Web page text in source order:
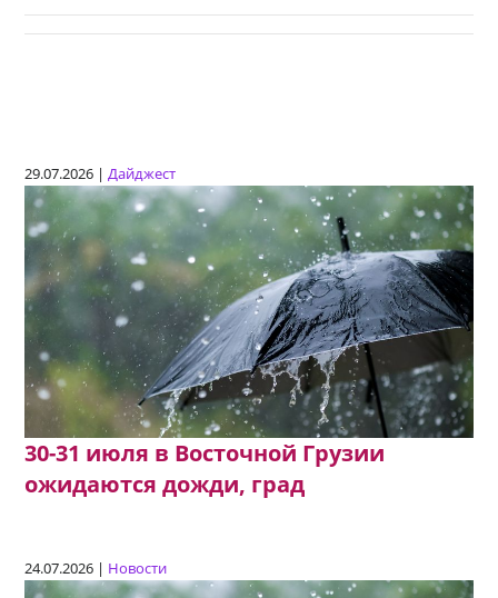
29.07.2026 |Дайджест
30-31 июля в Восточной Грузии
ожидаются дожди, град
24.07.2026 | Новости